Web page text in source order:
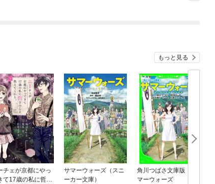
もっと見る
チェが京都にやっ
て17歳の私に哲学
サマーウォーズ（スニ
ーカー文庫）
角川つばさ文庫版 サ
マーウォーズ